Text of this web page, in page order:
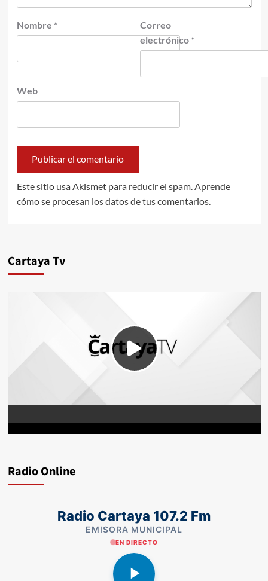
Nombre *
Correo
electrónico *
Web
Este sitio usa Akismet para reducir el spam. Aprende
cómo se procesan los datos de tus comentarios.
Cartaya Tv
Radio Online
Radio Cartaya 107.2 Fm
EMISORA MUNICIPAL
EN DIRECTO